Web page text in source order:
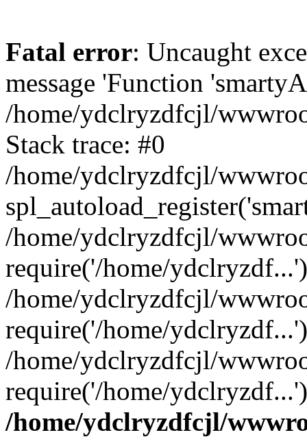
Fatal error: Uncaught
message 'Function
/home/ydclryzdfcjl/
Stack trace: #0
/home/ydclryzdfcjl/
/home/ydclryzdfcjl/
require('/home/
/home/ydclryzdfcjl/
require('/home/
/home/ydclryzdfcjl/
require('/home/
/home/ydclryzdfcjl/